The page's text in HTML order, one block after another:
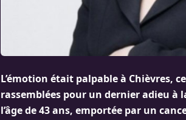
L’émotion était palpable à Chièvres,
rassemblées pour un dernier adieu
l’âge de 43 ans, emportée par un